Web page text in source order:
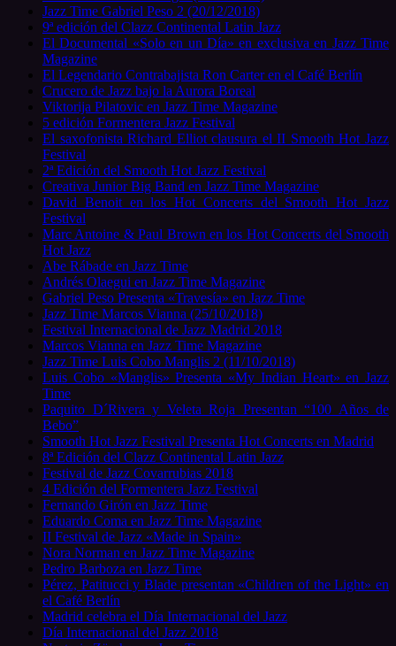
Jazz Time Gabriel Peso 2 (20/12/2018)
9ª edición del Clazz Continental Latin Jazz
El Documental «Solo en un Día» en exclusiva en Jazz Time
Magazine
El Legendario Contrabajista Ron Carter en el Café Berlín
Crucero de Jazz bajo la Aurora Boreal
Viktorija Pilatovic en Jazz Time Magazine
5 edición Formentera Jazz Festival
El saxofonista Richard Elliot clausura el II Smooth Hot Jazz
Festival
2ª Edición del Smooth Hot Jazz Festival
Creativa Junior Big Band en Jazz Time Magazine
David Benoit en los Hot Concerts del Smooth Hot Jazz
Festival
Marc Antoine & Paul Brown en los Hot Concerts del Smooth
Hot Jazz
Abe Rábade en Jazz Time
Andrés Olaegui en Jazz Time Magazine
Gabriel Peso Presenta «Travesía» en Jazz Time
Jazz Time Marcos Vianna (25/10/2018)
Festival Internacional de Jazz Madrid 2018
Marcos Vianna en Jazz Time Magazine
Jazz Time Luis Cobo Manglis 2 (11/10/2018)
Luis Cobo «Manglis» Presenta «My Indian Heart» en Jazz
Time
Paquito D´Rivera y Veleta Roja Presentan “100 Años de
Bebo”
Smooth Hot Jazz Festival Presenta Hot Concerts en Madrid
8ª Edición del Clazz Continental Latin Jazz
Festival de Jazz Covarrubias 2018
4 Edición del Formentera Jazz Festival
Fernando Girón en Jazz Time
Eduardo Coma en Jazz Time Magazine
II Festival de Jazz «Made in Spain»
Nora Norman en Jazz Time Magazine
Pedro Barboza en Jazz Time
Pérez, Patitucci y Blade presentan «Children of the Light» en
el Café Berlín
Madrid celebra el Día Internacional del Jazz
Día Internacional del Jazz 2018